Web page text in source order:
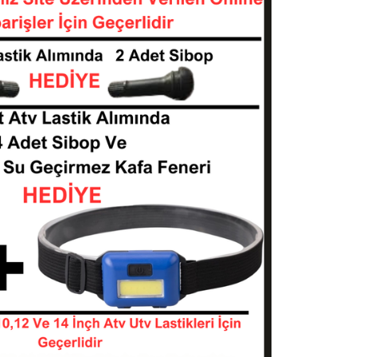
Stokta YokK587 8PR Atv Utv
281114--K587
Stokta Yok
Ön Lastiği